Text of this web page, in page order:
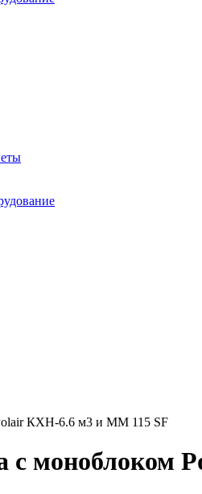
КХН-6.6 м3 и ММ 115 SF
с